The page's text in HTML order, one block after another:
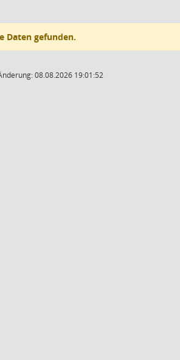
Daten gefunden.
08.08.2026 19:01:52